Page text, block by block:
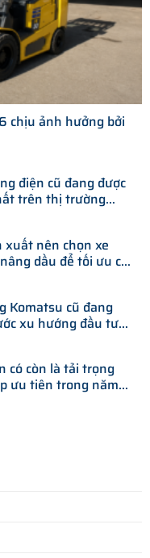
chịu ảnh hưởng bởi
điện cũ đang được
trên thị trường
xuất nên chọn xe
dầu để tối ưu chi
Komatsu cũ đang
xu hướng đầu tư
có còn là tải trọng
ưu tiên trong năm